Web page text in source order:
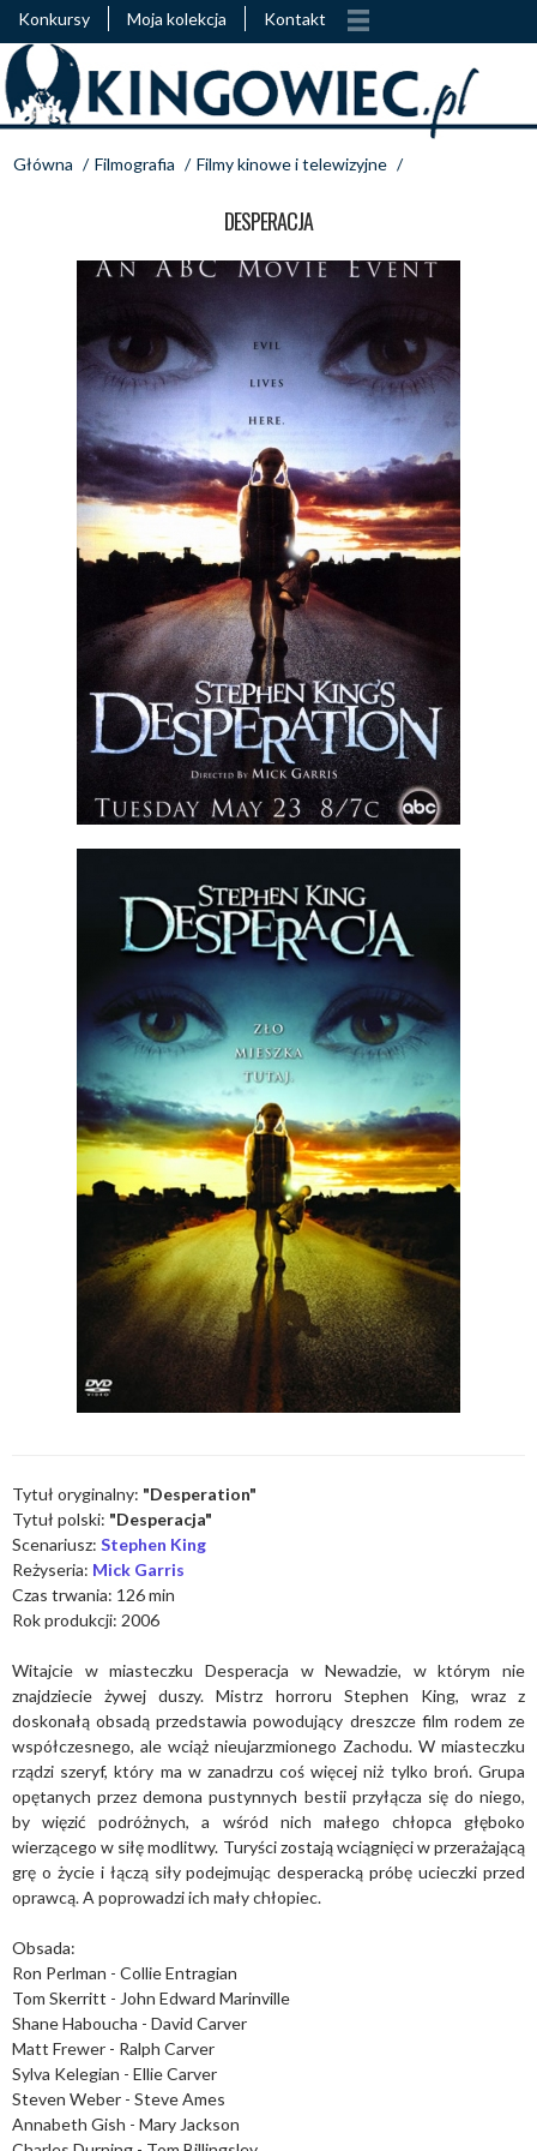
Konkursy Moja kolekcja Kontakt
Główna / Filmografia / Filmy kinowe i telewizyjne /
DESPERACJA
Tytuł oryginalny: "Desperation"
Tytuł polski: "Desperacja"
Scenariusz: Stephen King
Reżyseria: Mick Garris
Czas trwania: 126 min
Rok produkcji: 2006
Witajcie w miasteczku Desperacja w Newadzie, w którym nie
znajdziecie żywej duszy. Mistrz horroru Stephen King, wraz z
doskonałą obsadą przedstawia powodujący dreszcze film rodem ze
współczesnego, ale wciąż nieujarzmionego Zachodu. W miasteczku
rządzi szeryf, który ma w zanadrzu coś więcej niż tylko broń. Grupa
opętanych przez demona pustynnych bestii przyłącza się do niego,
by więzić podróżnych, a wśród nich małego chłopca głęboko
wierzącego w siłę modlitwy. Turyści zostają wciągnięci w przerażającą
grę o życie i łączą siły podejmując desperacką próbę ucieczki przed
oprawcą. A poprowadzi ich mały chłopiec.
Obsada:
Ron Perlman - Collie Entragian
Tom Skerritt - John Edward Marinville
Shane Haboucha - David Carver
Matt Frewer - Ralph Carver
Sylva Kelegian - Ellie Carver
Steven Weber - Steve Ames
Annabeth Gish - Mary Jackson